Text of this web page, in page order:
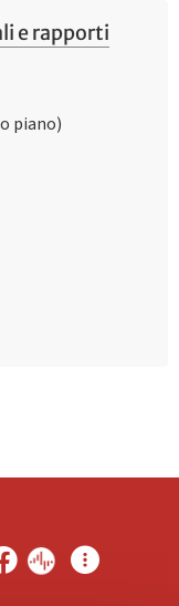
e rapporti
piano)